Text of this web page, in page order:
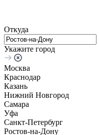
Откуда
Укажите город
Москва
Краснодар
Казань
Нижний Новгород
Самара
Уфа
Санкт-Петербург
Ростов-на-Дону